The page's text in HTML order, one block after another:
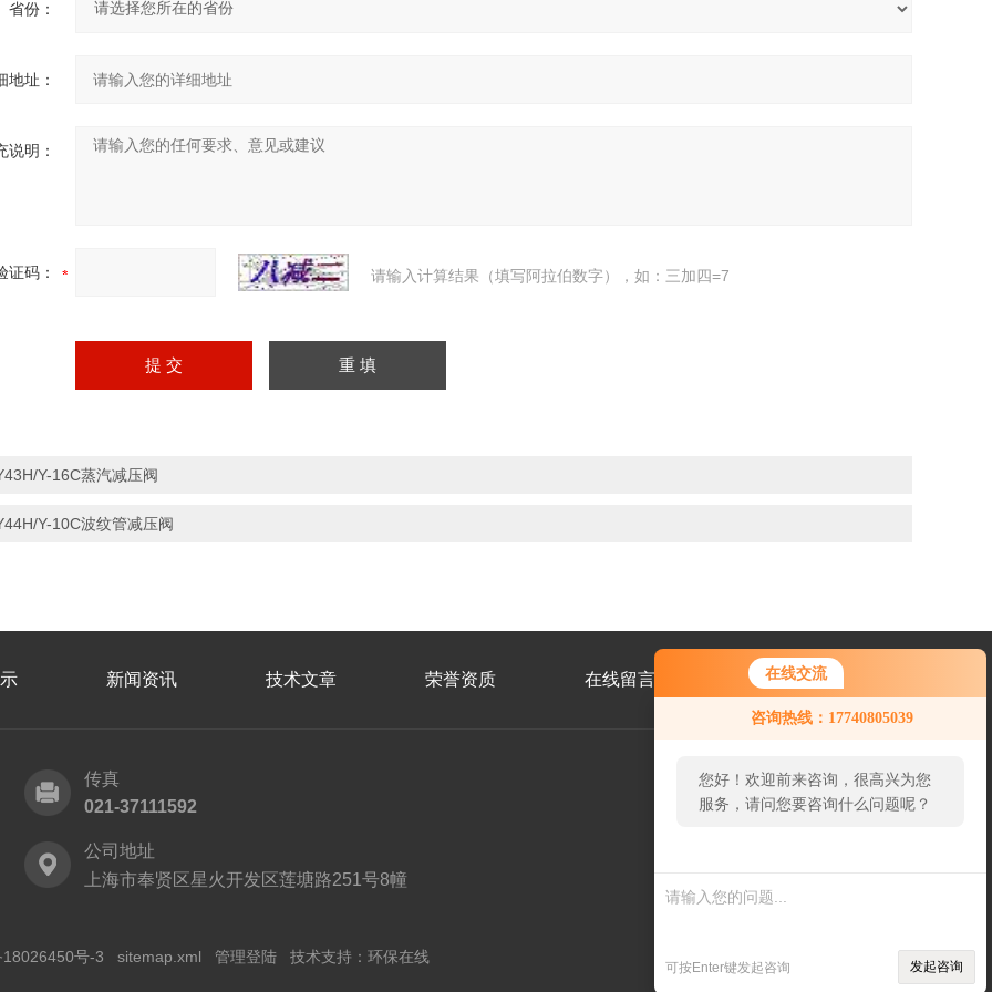
在线交流
咨询热线：17740805039
您好！欢迎前来咨询，很高兴为您
服务，请问您要咨询什么问题呢？
可按Enter键发起咨询 发起咨询
省份：
地址：
说明：
证码： 请输入计算结果（填写阿拉伯数字），如：三加四=7
Y-16C蒸汽减压阀
Y-10C波纹管减压阀
新闻资讯 技术文章 荣誉资质 在线留言 联系我们
传真
021-37111592
公司地址
上海市奉贤区星火开发区莲塘路251号8幢
18026450号-3 sitemap.xml 管理登陆 技术支持： 环保在线
码